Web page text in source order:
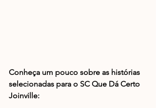
Conheça um pouco sobre as histórias
selecionadas para o SC Que Dá Certo
Joinville: